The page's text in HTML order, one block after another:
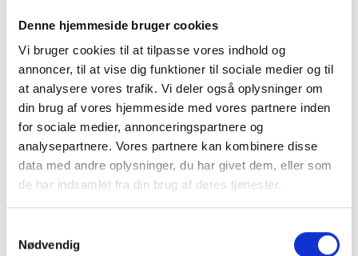
Denne hjemmeside bruger cookies
Vi bruger cookies til at tilpasse vores indhold og
annoncer, til at vise dig funktioner til sociale medier og til
at analysere vores trafik. Vi deler også oplysninger om
din brug af vores hjemmeside med vores partnere inden
for sociale medier, annonceringspartnere og
analysepartnere. Vores partnere kan kombinere disse
data med andre oplysninger, du har givet dem, eller som
de har indsamlet fra din brug af deres tjenester.
Nødvendig
lave hulmålet samme strørrelse som dit motiv, da
hulmålet 1 cm mindre på hvert led, så du har 5 mm
til fastmomtering.
Ved Passepartout i specialmål er det meste
muligt. Du kan både bestille et passepartout med
flere huller, eller få placering præcis hvor du
ønsker. Vi anbefaler at du som minimum laver en
kant på 2 cm og op efter.
Se eksempler herunder.